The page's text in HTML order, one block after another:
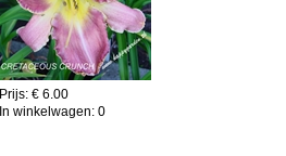
Prijs: € 6.00
In winkelwagen: 0